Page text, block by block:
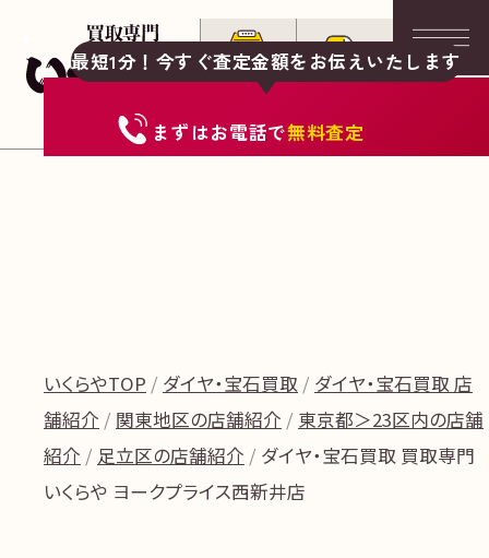
最短1分！今すぐ査定金額をお伝えいたします
まずはお電話で無料査定
いくらやTOP ダイヤ・宝石買取
ダイヤ・宝石買取 店
舗紹介
関東地区の店舗紹介
東京都＞23区内の店舗
紹介
足立区の店舗紹介
ダイヤ・宝石買取 買取専門
いくらや ヨークプライス西新井店